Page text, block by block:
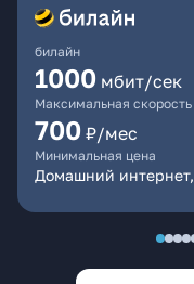
билайн
1000 мбит/сек
Максимальная скорость
700 ₽/мес
Минимальная цена
Домашний